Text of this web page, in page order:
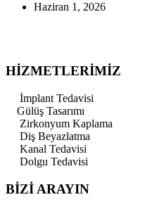
Haziran 1, 2026
HİZMETLERİMİZ
İmplant Tedavisi
Gülüş Tasarımı
Zirkonyum Kaplama
Diş Beyazlatma
Kanal Tedavisi
Dolgu Tedavisi
BİZİ ARAYIN